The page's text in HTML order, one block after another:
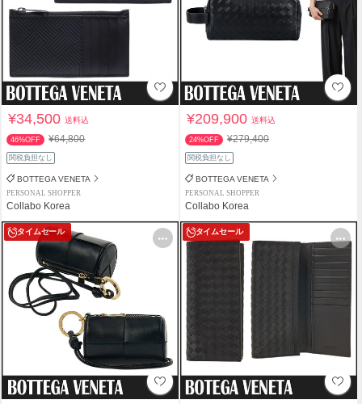
¥34,500送料込
46%OFF ¥64,800
関税負担なし
BOTTEGA VENETA
PERSONAL SHOPPER
Collabo Korea
¥209,900送料込
24%OFF ¥279,400
関税負担なし
BOTTEGA VENETA
PERSONAL SHOPPER
Collabo Korea
タイムセール タイムセール